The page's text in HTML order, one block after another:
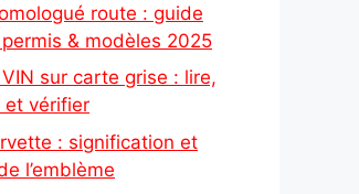
route : guide
& modèles 2025
sur carte grise : lire,
et vérifier
: signification et
l’emblème